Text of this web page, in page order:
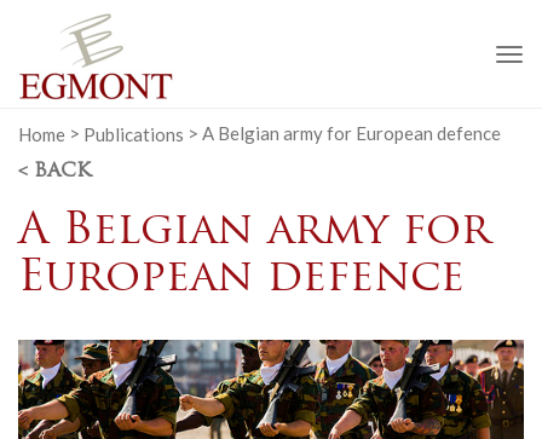
Home > Publications > A Belgian army for European defence
< BACK
A Belgian army for
European defence